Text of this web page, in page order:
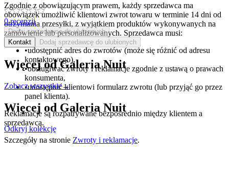
Zgodnie z obowiązującym prawem, każdy sprzedawca ma
obowiązek umożliwić klientowi zwrot towaru w terminie 14 dni od
otrzymania przesyłki, z wyjątkiem produktów wykonywanych na
zamówienie lub personalizowanych. Sprzedawca musi:
•udostępnić adres do zwrotów (może się różnić od adresu
kontaktowego),
•obsługiwać zwroty i reklamacje zgodnie z ustawą o prawach
konsumenta,
•udostępnić klientowi formularz zwrotu (lub przyjąć go przez
panel klienta).
Reklamacje są rozpatrywane bezpośrednio między klientem a
sprzedawcą.
Szczegóły na stronie Zwroty i reklamacje.
0recenzji
Dodaj sprzedawcę do ulubionych
Kontakt
Dodaj sprzedawcę do ulubionych
Więcej odGaleria Nuit
Zobacz wszystkie→
Więcej od Galeria Nuit
Odkryj kolekcję